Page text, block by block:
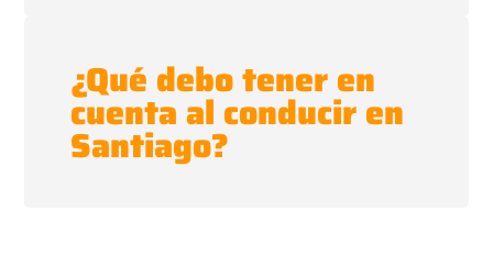
¿Qué debo tener en
cuenta al conducir en
Santiago?